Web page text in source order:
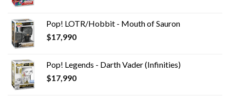
Pop! LOTR/Hobbit - Mouth of Sauron
$17,990
Pop! Legends - Darth Vader (Infinities)
$17,990